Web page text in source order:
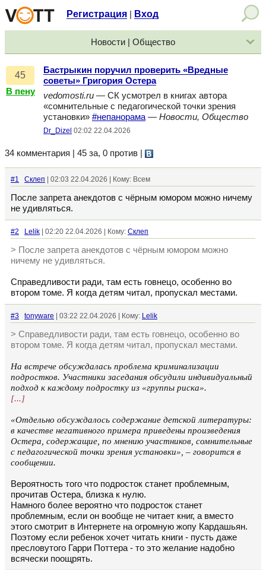
Регистрация Вход
Новости | Общество
45
В пену
Бастрыкин поручил проверить «Вредные
советы» Григория Остера
vedomosti.ru — СК усмотрел в книгах автора
«сомнительные с педагогической точки зрения
установки» #непанорама — Новости, Общество
Dr_Dizel 02:02 22.04.2026
34 комментария | 45 за, 0 против
#1 Склеп | 02:03 22.04.2026 | Кому: Всем
После запрета анекдотов с чёрным юмором можно ничему
не удивляться.
#2 Lelik | 02:20 22.04.2026 | Кому: Склеп
> После запрета анекдотов с чёрным юмором можно
ничему не удивляться.
Справедливости ради, там есть говнецо, особенно во
втором томе. Я когда детям читал, пропускал местами.
#3 tonyware | 03:22 22.04.2026 | Кому: Lelik
> Справедливости ради, там есть говнецо, особенно во
втором томе. Я когда детям читал, пропускал местами.
На встрече обсуждалась проблема криминализации
подростков. Участники заседания обсудили индивидуальный
подход к каждому подростку из «группы риска».
[...]
«Отдельно обсуждалось содержание детской литературы:
в качестве негативного примера приведены произведения
Остера, содержащие, по мнению участников, сомнительные
с педагогической точки зрения установки», – говорится в
сообщении.
Вероятность того что подросток станет проблемным,
прочитав Остера, близка к нулю.
Намного более вероятно что подросток станет
проблемным, если он вообще не читает книг, а вместо
этого смотрит в Интернете на огромную жопу Кардашьян.
Поэтому если ребенок хочет читать книги - пусть даже
пресловутого Гарри Поттера - то это желание надобно
всячески поощрять.